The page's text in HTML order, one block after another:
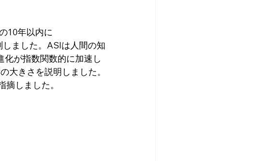
10年以内に
ました。ASIは人間の知
が指数関数的に加速し
大きさを説明しました。
しました。